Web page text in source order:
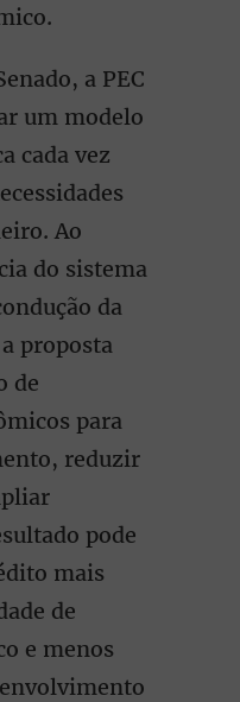
a PEC
um modelo
cada vez
Ao
do sistema
da
proposta
de
para
reduzir
pode
mais
de
e menos